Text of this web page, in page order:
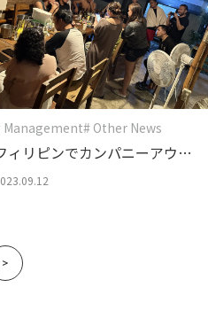
Management# Other News
ィリピンでカンパニーアウテ
ングに参加
»